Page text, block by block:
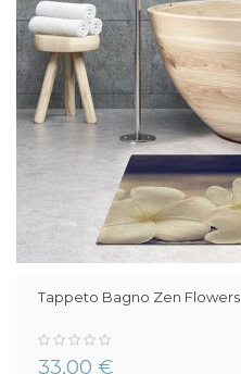
Tappeto Bagno Zen Flowers
0%
33,00 €